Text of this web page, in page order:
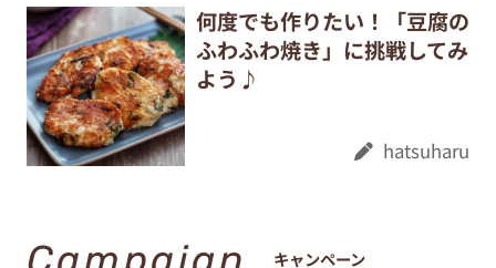
何度でも作りたい！「豆腐の
ふわふわ焼き」に挑戦してみ
よう♪
hatsuharu
キャンペーン